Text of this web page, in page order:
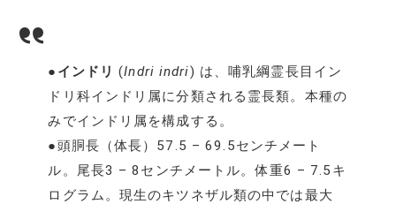
● インドリ (Indri indri) は、哺乳綱霊長目イン
ドリ科インドリ属に分類される霊長類。本種の
みでインドリ属を構成する。
●頭胴長（体長）57.5 – 69.5センチメート
ル。尾長3 – 8センチメートル。体重6 – 7.5キ
ログラム。現生のキツネザル類の中では最大